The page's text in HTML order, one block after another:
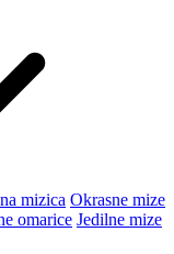
mizica Okrasne mize
omarice Jedilne mize